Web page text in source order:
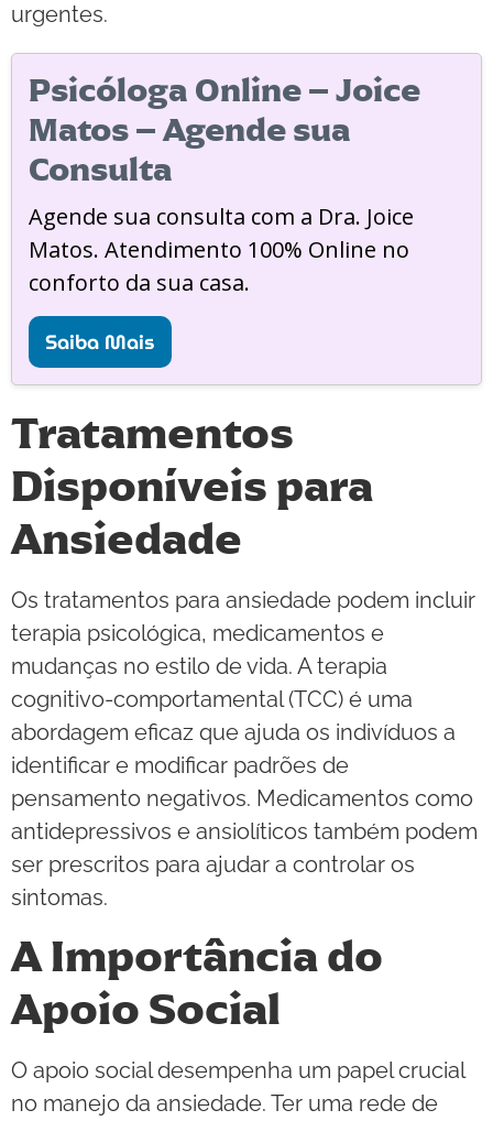
urgentes.
Psicóloga Online – Joice
Matos – Agende sua
Consulta
Agende sua consulta com a Dra. Joice
Matos. Atendimento 100% Online no
conforto da sua casa.
Saiba Mais
Tratamentos
Disponíveis para
Ansiedade
Os tratamentos para ansiedade podem incluir
terapia psicológica, medicamentos e
mudanças no estilo de vida. A terapia
cognitivo-comportamental (TCC) é uma
abordagem eficaz que ajuda os indivíduos a
identificar e modificar padrões de
pensamento negativos. Medicamentos como
antidepressivos e ansiolíticos também podem
ser prescritos para ajudar a controlar os
sintomas.
A Importância do
Apoio Social
O apoio social desempenha um papel crucial
no manejo da ansiedade. Ter uma rede de